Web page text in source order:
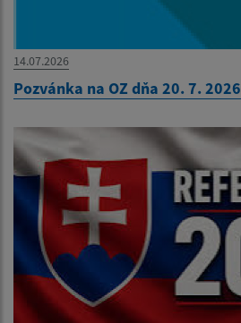
14.07.2026
Pozvánka na OZ dňa 20. 7. 2026